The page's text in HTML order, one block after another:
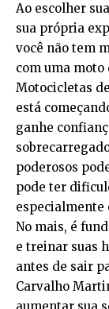
Ao escolher
sua própria
você não tem
com uma
Motocicletas
está
ganhe
poderosos
pode ter
especialmente
No mais, é
e treinar suas
antes de sair
Carvalho